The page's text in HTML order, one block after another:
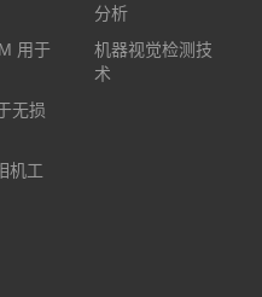
用于
无损
机工
分析
机器视觉检测技
术